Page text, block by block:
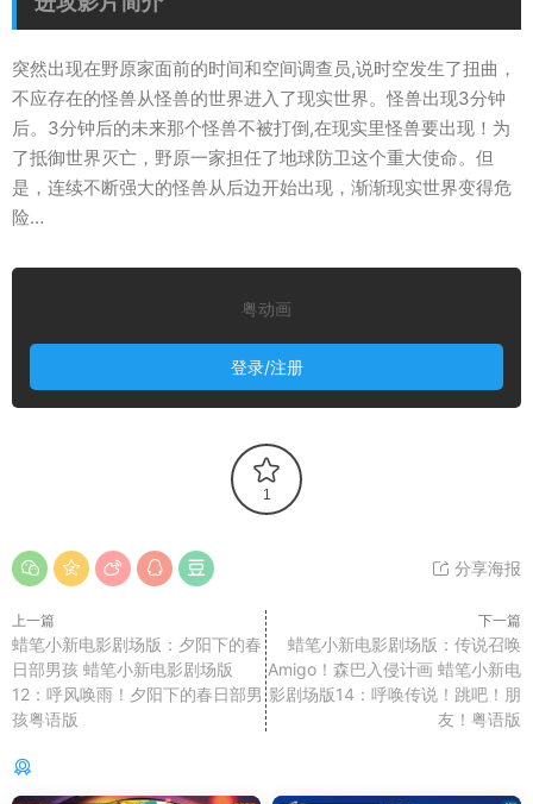
突然出现在野原家面前的时间和空间调查员,说时空发生了扭曲，
不应存在的怪兽从怪兽的世界进入了现实世界。怪兽出现3分钟
后。3分钟后的未来那个怪兽不被打倒,在现实里怪兽要出现！为
了抵御世界灭亡，野原一家担任了地球防卫这个重大使命。但
是，连续不断强大的怪兽从后边开始出现，渐渐现实世界变得危
险…
粤动画
登录/注册
1
分享海报
上一篇
蜡笔小新电影剧场版：夕阳下的春
日部男孩 蜡笔小新电影剧场版
12：呼风唤雨！夕阳下的春日部男
孩粤语版
下一篇
蜡笔小新电影剧场版：传说召唤
Amigo！森巴入侵计画 蜡笔小新电
影剧场版14：呼唤传说！跳吧！朋
友！粤语版